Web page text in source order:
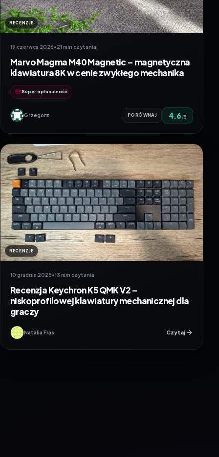
RECENZJE
19 czerwca 2026•21 min czytania
Marvo Magma M40 Magnetic – magnetyczna
klawiatura 8K w cenie zwykłego mechanika
Super opłacalność
Grzegorz PORÓWNAJ 4.6 /5
RECENZJE
10 grudnia 2025•13 min czytania
Recenzja Keychron K5 QMK V2 –
niskoprofilowej klawiatury mechanicznej dla
graczy
Natalia Fras Czytaj